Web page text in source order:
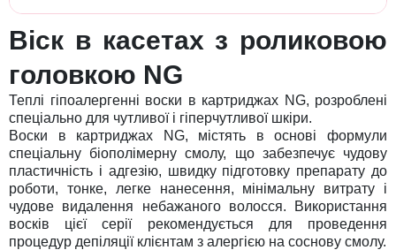
Віск в касетах з роликовою
головкою NG
Теплі гіпоалергенні воски в картриджах NG, розроблені
спеціально для чутливої і гіперчутливої шкіри.
Воски в картриджах NG, містять в основі формули
спеціальну біополімерну смолу, що забезпечує чудову
пластичність і адгезію, швидку підготовку препарату до
роботи, тонке, легке нанесення, мінімальну витрату і
чудове видалення небажаного волосся. Використання
восків цієї серії рекомендується для проведення
процедур депіляції клієнтам з алергією на соснову смолу.